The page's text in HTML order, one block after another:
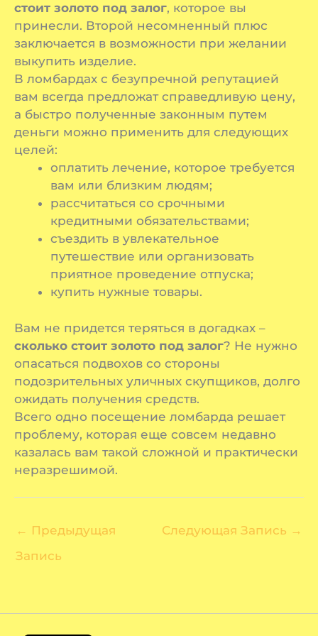
стоит золото под залог, которое вы
принесли. Второй несомненный плюс
заключается в возможности при желании
выкупить изделие.
В ломбардах с безупречной репутацией
вам всегда предложат справедливую цену,
а быстро полученные законным путем
деньги можно применить для следующих
целей:
оплатить лечение, которое требуется
вам или близким людям;
рассчитаться со срочными
кредитными обязательствами;
съездить в увлекательное
путешествие или организовать
приятное проведение отпуска;
купить нужные товары.
Вам не придется теряться в догадках –
сколько стоит золото под залог? Не нужно
опасаться подвохов со стороны
подозрительных уличных скупщиков, долго
ожидать получения средств.
Всего одно посещение ломбарда решает
проблему, которая еще совсем недавно
казалась вам такой сложной и практически
неразрешимой.
← Предыдущая
Запись
Следующая Запись →